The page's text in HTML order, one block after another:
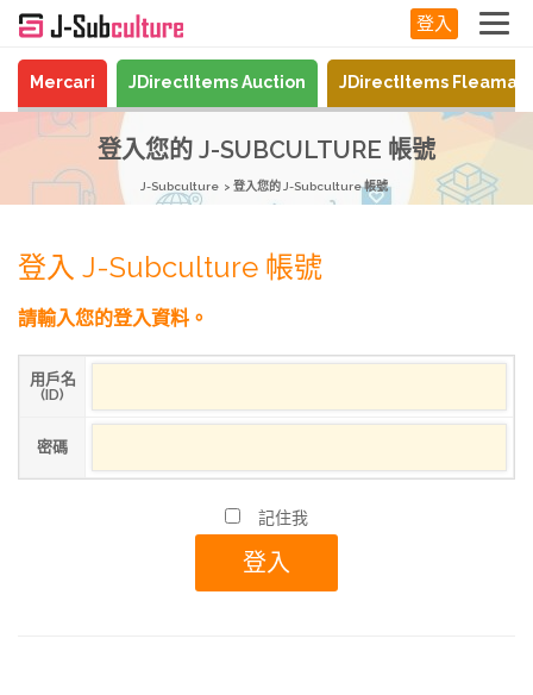
登入
Mercari JDirectItems Auction JDirectItems
登入您的 J-SUBCULTURE 帳號
J-Subculture 登入您的 J-Subculture 帳號
登入 J-Subculture 帳號
請輸入您的登入資料。
用戶名
(ID)
密碼
記住我